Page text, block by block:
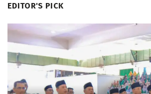
EDITOR'S PICK